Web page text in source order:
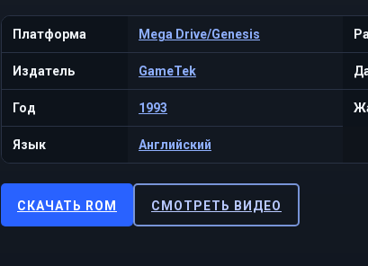
Платформа Mega Drive/Genesis
Издатель GameTek
Год 1993
Язык Английский
СКАЧАТЬ ROM СМОТРЕТЬ ВИДЕО